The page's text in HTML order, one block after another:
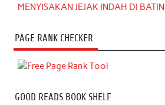
MENYISAKAN JEJAK INDAH DI BATIN
PAGE RANK CHECKER
GOOD READS BOOK SHELF